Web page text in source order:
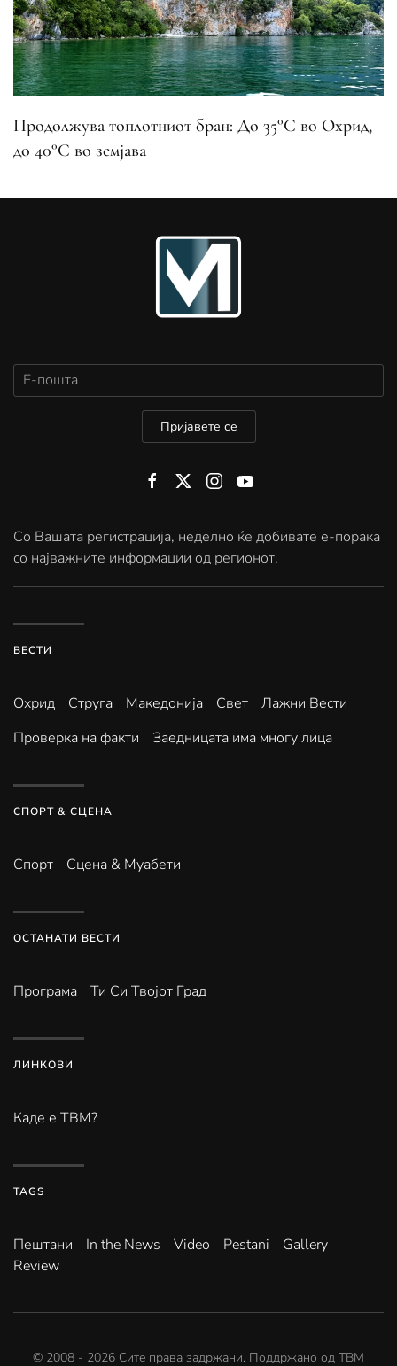
Продолжува топлотниот бран: До 35°C во Охрид,
до 40°C во земјава
Пријавете се
Со Вашата регистрација, неделно ќе добивате е-порака
со најважните информации од регионот.
ВЕСТИ
Охрид Струга Македонија Свет
Лажни Вести
Проверка на факти
Заедницата има многу лица
СПОРТ & СЦЕНА
Спорт Сцена & Муабети
ОСТАНАТИ ВЕСТИ
Програма Ти Си Твојот Град
ЛИНКОВИ
Каде е ТВМ?
TAGS
Пештани In the News Video Pestani
Gallery
Review
© 2008 - 2026 Сите права задржани. Поддржано од ТВМ